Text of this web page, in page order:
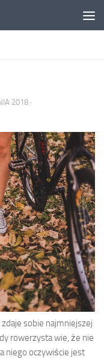
2018 ·
sobie najmniejszej
rowerzysta wie, że nie
niego oczywiście jest